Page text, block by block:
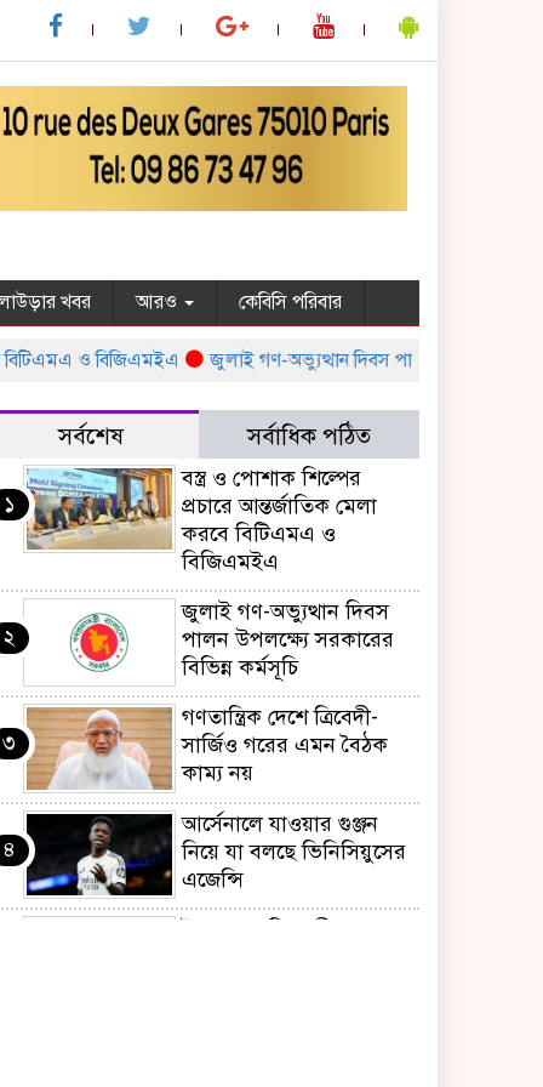
খবর আরও কেবিসি পরিবার
ও বিজিএমইএ জুলাই গণ-অভ্যুত্থান দিবস পালন উপলক্ষ্যে সরকারের
সর্বশেষ সর্বাধিক পঠিত
১
বস্ত্র ও পোশাক শিল্পের
প্রচারে আন্তর্জাতিক মেলা
করবে বিটিএমএ ও
বিজিএমইএ
২
জুলাই গণ-অভ্যুত্থান দিবস
পালন উপলক্ষ্যে সরকারের
বিভিন্ন কর্মসূচি
৩
গণতান্ত্রিক দেশে ত্রিবেদী-
সার্জিও গরের এমন বৈঠক
কাম্য নয়
৪
আর্সেনালে যাওয়ার গুঞ্জন
নিয়ে যা বলছে ভিনিসিয়ুসের
এজেন্সি